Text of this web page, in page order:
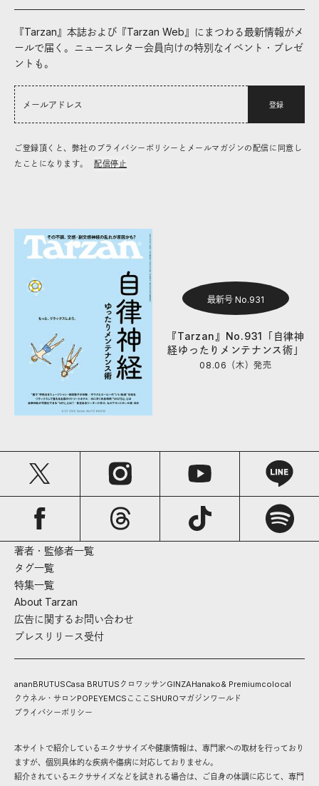
『Tarzan』本誌および『Tarzan Web』にまつわる最新情報がメ
ールで届く。ニュースレター会員向けの特別なイベント・プレゼ
ントも。
登録
ご登録頂くと、弊社のプライバシーポリシーとメールマガジンの配信に同意し
たことになります。
配信停止
最新号 No.931
『Tarzan』No.931「自律神
経ゆったりメンテナンス術」
08.06（木）発売
著者・監修者一覧
タグ一覧
特集一覧
About Tarzan
広告に関するお問い合わせ
プレスリリース受付
ananBRUTUSCasa BRUTUS クロワッサンGINZAHanako& Premiumcolocal
クウネル・サロンPOPEYEMCS こここ SHUROマガジンワールド
プライバシーポリシー
本サイトで紹介しているエクササイズや健康情報は、専門家への取材を行っており
ますが、個別具体的な疾病や傷病に対応しておりません。
紹介されているエクササイズなどを試される場合は、ご自身の体調に応じて、専門